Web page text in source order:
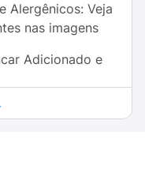
Alergênicos: Veja
nas imagens
Adicionado e